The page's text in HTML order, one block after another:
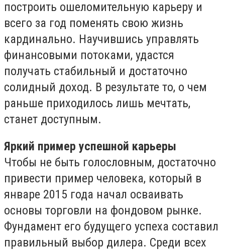
построить ошеломительную карьеру и
всего за год поменять свою жизнь
кардинально. Научившись управлять
финансовыми потоками, удастся
получать стабильный и достаточно
солидный доход. В результате то, о чем
раньше приходилось лишь мечтать,
станет доступным.
Яркий пример успешной карьеры
Чтобы не быть голословным, достаточно
привести пример человека, который в
январе 2015 года начал осваивать
основы торговли на фондовом рынке.
Фундамент его будущего успеха составил
правильный выбор дилера. Среди всех